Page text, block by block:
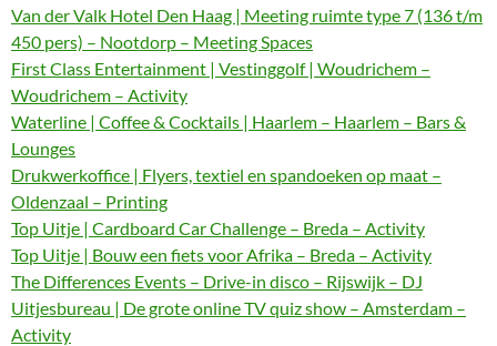
Van der Valk Hotel Den Haag | Meeting ruimte type 7 (136 t/m
450 pers) – Nootdorp – Meeting Spaces
First Class Entertainment | Vestinggolf | Woudrichem –
Woudrichem – Activity
Waterline | Coffee & Cocktails | Haarlem – Haarlem – Bars &
Lounges
Drukwerkoffice | Flyers, textiel en spandoeken op maat –
Oldenzaal – Printing
Top Uitje | Cardboard Car Challenge – Breda – Activity
Top Uitje | Bouw een fiets voor Afrika – Breda – Activity
The Differences Events – Drive-in disco – Rijswijk – DJ
Uitjesbureau | De grote online TV quiz show – Amsterdam –
Activity